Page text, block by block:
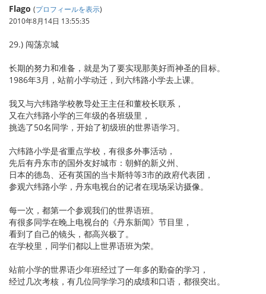
Flago (プロフィールを表示)
2010年8月14日 13:55:35
29.) 闯荡京城
长期的努力和准备，就是为了要实现那美好而神圣的目标。
1986年3月，站前小学动迁，到六纬路小学去上课。
我又与六纬路学校教导处王主任和董校长联系，
又在六纬路小学的三年级的各班级里，
挑选了50名同学，开始了初级班的世界语学习。
六纬路小学是省重点学校，有很多外事活动，
先后有丹东市的国外友好城市：朝鲜的新义州、
日本的德岛、还有英国的当卡斯特等3市的政府代表团，
参观六纬路小学，丹东电视台的记者在现场采访摄像。
每一次，都第一个参观我们的世界语班。
有很多同学在晚上电视台的《丹东新闻》节目里，
看到了自己的镜头，都高兴极了。
在学校里，同学们都以上世界语班为荣。
站前小学的世界语少年班经过了一年多的勤奋的学习，
经过几次考核，有几位同学学习的成绩和口语，都很突出。